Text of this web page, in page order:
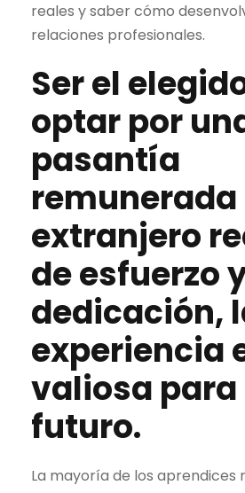
reales y saber cómo
relaciones profesionales.
Ser el
optar por
pasantía
remunerada
extranjero
de esfuerzo
dedicación,
experiencia
valiosa para
futuro.
La mayoría de los aprendices